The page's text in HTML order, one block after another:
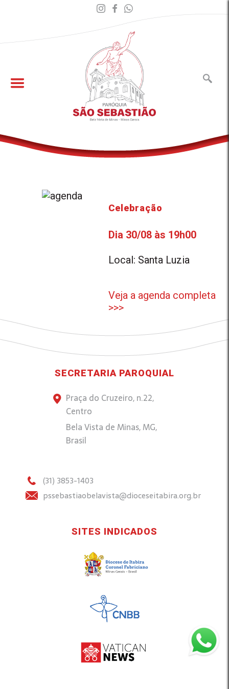
Celebração
Dia 30/08 às 19h00
Local: Santa Luzia
Veja a agenda completa
>>>
SECRETARIA PAROQUIAL
Praça do Cruzeiro, n.22,
Centro
Bela Vista de Minas, MG,
Brasil
(31) 3853-1403
pssebastiaobelavista@dioceseitabira.org.br
SITES INDICADOS